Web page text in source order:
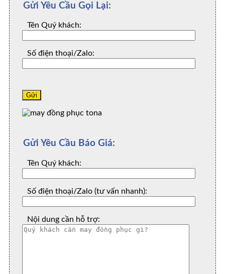
Gửi Yêu Cầu Gọi Lại:
Tên Quý khách:
Số điện thoại/Zalo:
Gửi Yêu Cầu Báo Giá:
Tên Quý khách:
Số điện thoại/Zalo (tư vấn nhanh):
Nội dung cần hỗ trợ: